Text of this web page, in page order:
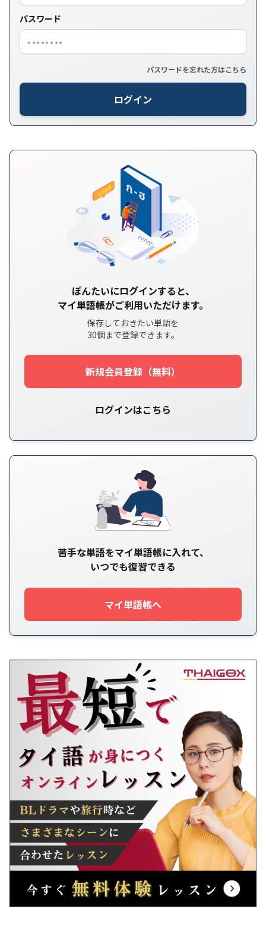
パスワード
パスワードを忘れた方はこちら
ログイン
ぽんたいにログインすると、
マイ単語帳がご利用いただけます。
保存しておきたい単語を
30個まで登録できます。
新規会員登録（無料）
ログインはこちら
苦手な単語をマイ単語帳に入れて、
いつでも復習できる
マイ単語帳へ